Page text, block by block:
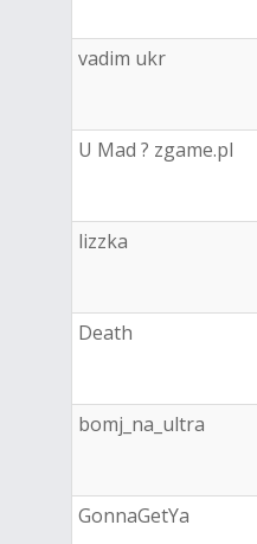
vadim ukr
U Mad ? zgame.pl
lizzka
Death
bomj_na_ultra
GonnaGetYa